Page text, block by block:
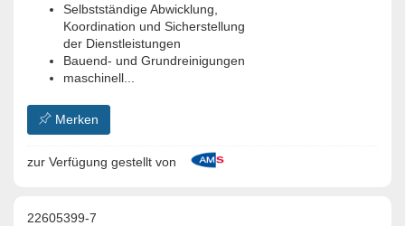
Selbstständige Abwicklung,
Koordination und Sicherstellung
der Dienstleistungen
Bauend- und Grundreinigungen
maschinell...
Merken
zur Verfügung gestellt von
22605399-7